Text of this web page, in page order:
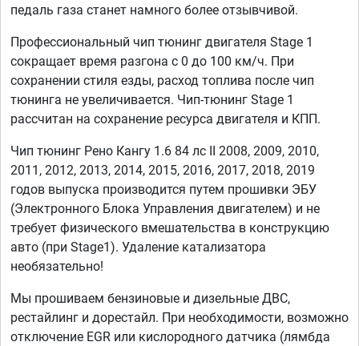
педаль газа станет намного более отзывчивой.
Профессиональный чип тюнинг двигателя Stage 1
сокращает время разгона с 0 до 100 км/ч. При
сохранении стиля езды, расход топлива после чип
тюнинга не увеличивается. Чип-тюнинг Stage 1
рассчитан на сохранение ресурса двигателя и КПП.
Чип тюнинг Рено Кангу 1.6 84 лс II 2008, 2009, 2010,
2011, 2012, 2013, 2014, 2015, 2016, 2017, 2018, 2019
годов выпуска производится путем прошивки ЭБУ
(Электронного Блока Управления двигателем) и не
требует физического вмешательства в конструкцию
авто (при Stage1). Удаление катализатора
необязательно!
Мы прошиваем бензиновые и дизельные ДВС,
рестайлинг и дорестайл. При необходимости, возможно
отключение EGR или кислородного датчика (лямбда